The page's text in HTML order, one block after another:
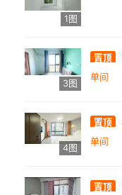
1图
3图
置顶
单间
4图
置顶
单间
置顶